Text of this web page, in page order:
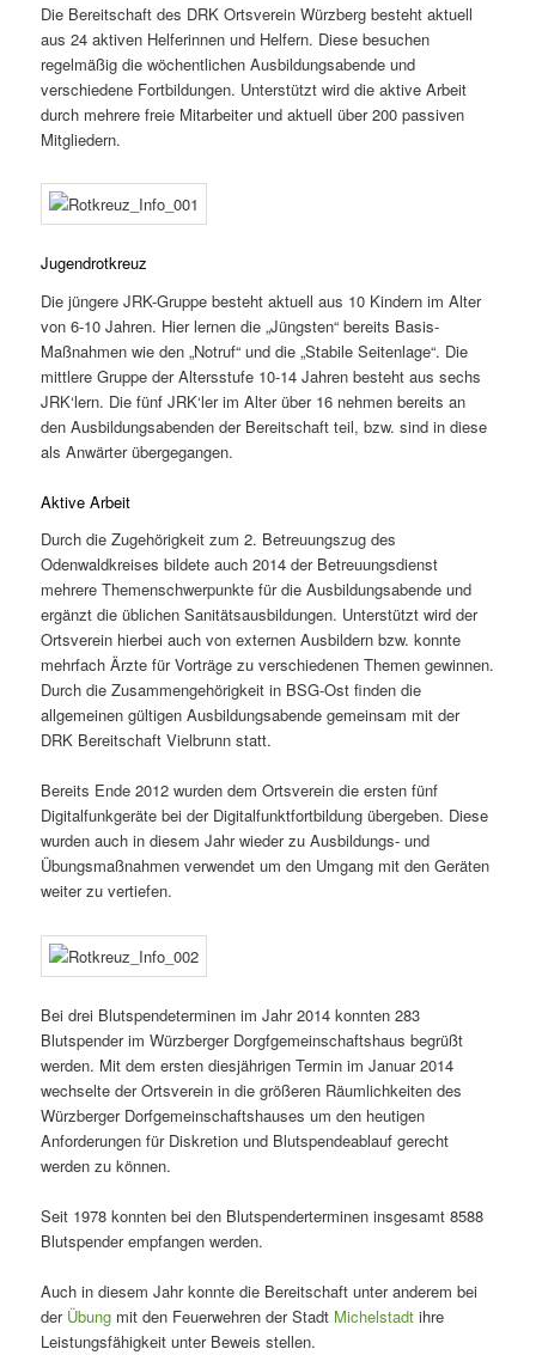
Die Bereitschaft des DRK Ortsverein Würzberg besteht aktuell
aus 24 aktiven Helferinnen und Helfern. Diese besuchen
regelmäßig die wöchentlichen Ausbildungsabende und
verschiedene Fortbildungen. Unterstützt wird die aktive Arbeit
durch mehrere freie Mitarbeiter und aktuell über 200 passiven
Mitgliedern.
Jugendrotkreuz
Die jüngere JRK-Gruppe besteht aktuell aus 10 Kindern im Alter
von 6-10 Jahren. Hier lernen die „Jüngsten“ bereits Basis-
Maßnahmen wie den „Notruf“ und die „Stabile Seitenlage“. Die
mittlere Gruppe der Altersstufe 10-14 Jahren besteht aus sechs
JRK‘lern. Die fünf JRK‘ler im Alter über 16 nehmen bereits an
den Ausbildungsabenden der Bereitschaft teil, bzw. sind in diese
als Anwärter übergegangen.
Aktive Arbeit
Durch die Zugehörigkeit zum 2. Betreuungszug des
Odenwaldkreises bildete auch 2014 der Betreuungsdienst
mehrere Themenschwerpunkte für die Ausbildungsabende und
ergänzt die üblichen Sanitätsausbildungen. Unterstützt wird der
Ortsverein hierbei auch von externen Ausbildern bzw. konnte
mehrfach Ärzte für Vorträge zu verschiedenen Themen gewinnen.
Durch die Zusammengehörigkeit in BSG-Ost finden die
allgemeinen gültigen Ausbildungsabende gemeinsam mit der
DRK Bereitschaft Vielbrunn statt.
Bereits Ende 2012 wurden dem Ortsverein die ersten fünf
Digitalfunkgeräte bei der Digitalfunktfortbildung übergeben. Diese
wurden auch in diesem Jahr wieder zu Ausbildungs- und
Übungsmaßnahmen verwendet um den Umgang mit den Geräten
weiter zu vertiefen.
Bei drei Blutspendeterminen im Jahr 2014 konnten 283
Blutspender im Würzberger Dorgfgemeinschaftshaus begrüßt
werden. Mit dem ersten diesjährigen Termin im Januar 2014
wechselte der Ortsverein in die größeren Räumlichkeiten des
Würzberger Dorfgemeinschaftshauses um den heutigen
Anforderungen für Diskretion und Blutspendeablauf gerecht
werden zu können.
Seit 1978 konnten bei den Blutspenderterminen insgesamt 8588
Blutspender empfangen werden.
Auch in diesem Jahr konnte die Bereitschaft unter anderem bei
der Übung mit den Feuerwehren der Stadt Michelstadt ihre
Leistungsfähigkeit unter Beweis stellen.